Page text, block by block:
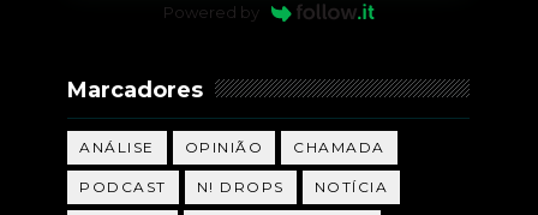
Powered by
Marcadores
ANÁLISE OPINIÃO CHAMADA
PODCAST N! DROPS NOTÍCIA